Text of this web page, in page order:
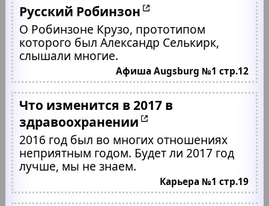
Русский Робинзон
О Робинзоне Крузо, прототипом
которого был Александр Селькирк,
слышали многие.
Афиша Augsburg №1 стр.12
Что изменится в 2017 в
здравоохранении
2016 год был во многих отношениях
неприятным годом. Будет ли 2017 год
лучше, мы не знаем.
Карьера №1 стр.19